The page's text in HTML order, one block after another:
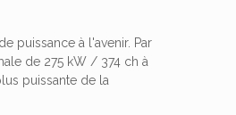
puissance à l'avenir. Par
de 275 kW / 374 ch à
puissante de la